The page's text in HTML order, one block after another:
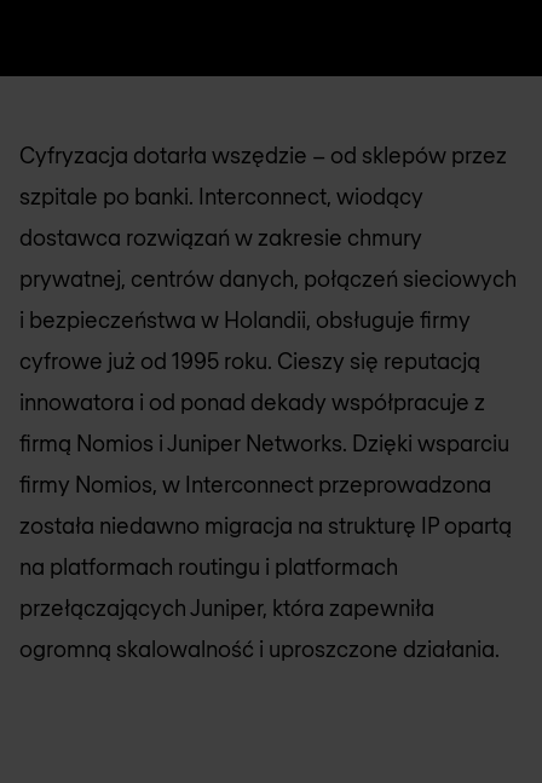
Cyfryzacja dotarła wszędzie – od sklepów przez
szpitale po banki. Interconnect, wiodący
dostawca rozwiązań w zakresie chmury
prywatnej, centrów danych, połączeń sieciowych
i bezpieczeństwa w Holandii, obsługuje firmy
cyfrowe już od 1995 roku. Cieszy się reputacją
innowatora i od ponad dekady współpracuje z
firmą Nomios i Juniper Networks. Dzięki wsparciu
firmy Nomios, w Interconnect przeprowadzona
została niedawno migracja na strukturę IP opartą
na platformach routingu i platformach
przełączających Juniper, która zapewniła
ogromną skalowalność i uproszczone działania.